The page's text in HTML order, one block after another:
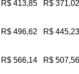
R$ 413,85 R$ 371,02
R$ 496,62 R$ 445,23
R$ 566,14 R$ 507,56